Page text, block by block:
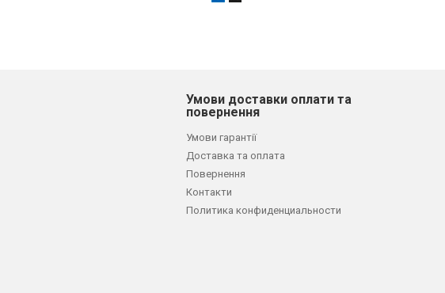
Умови доставки оплати та
повернення
Умови гарантії
Доставка та оплата
Повернення
Контакти
Политика конфиденциальности